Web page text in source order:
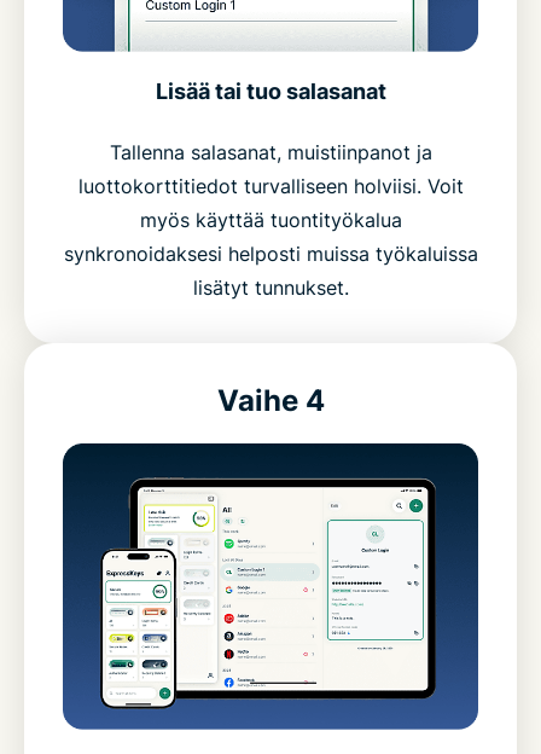
Lisää tai tuo salasanat
Tallenna salasanat, muistiinpanot ja
luottokorttitiedot turvalliseen holviisi. Voit
myös käyttää tuontityökalua
synkronoidaksesi helposti muissa työkaluissa
lisätyt tunnukset.
Vaihe 4